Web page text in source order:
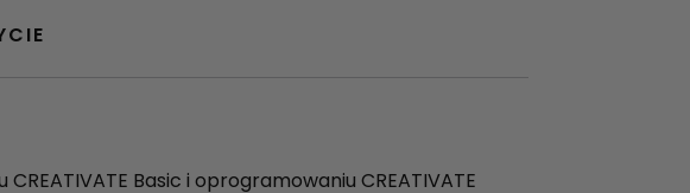
Basic i oprogramowaniu CREATIVATE